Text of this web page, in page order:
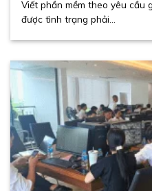
Viết phần mềm theo yêu cầu
được tình trạng phải...